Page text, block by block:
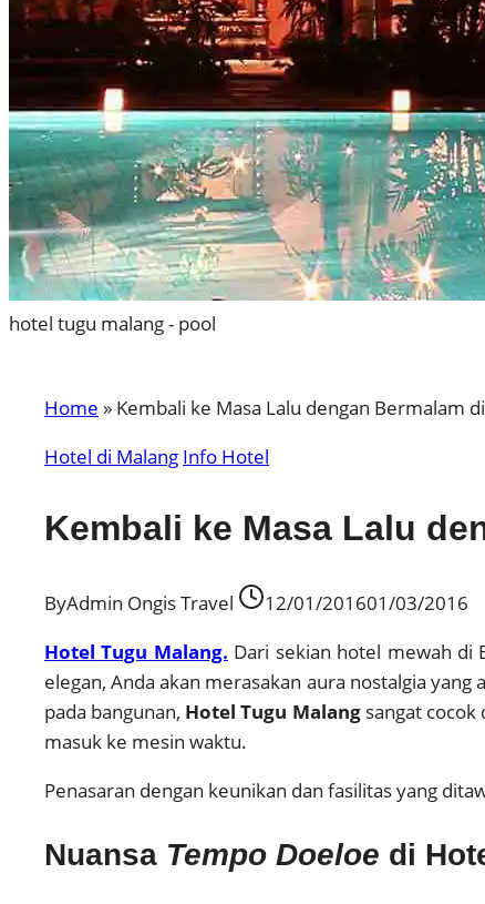
hotel tugu malang - pool
Home » Kembali ke Masa Lalu dengan Bermalam
Hotel di Malang Info Hotel
Kembali ke Masa Lalu
ByAdmin Ongis Travel 12/01/201601/03/2016
Hotel Tugu Malang. Dari sekian hotel mewah di
elegan, Anda akan merasakan aura nostalgia
pada bangunan, Hotel Tugu Malangsangat cocok
masuk ke mesin waktu.
Penasaran dengan keunikan dan fasilitas yang
Nuansa Tempo Doeloe di